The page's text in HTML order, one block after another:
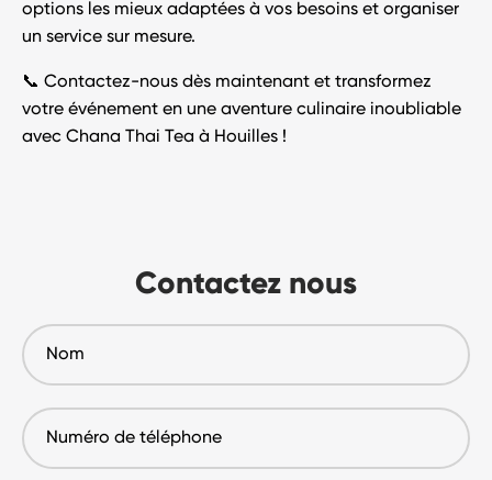
options les mieux adaptées à vos besoins et organiser
un service sur mesure.
📞 Contactez-nous dès maintenant et transformez
votre événement en une aventure culinaire inoubliable
avec Chana Thai Tea à Houilles !
Contactez nous
Nom
Numéro
de